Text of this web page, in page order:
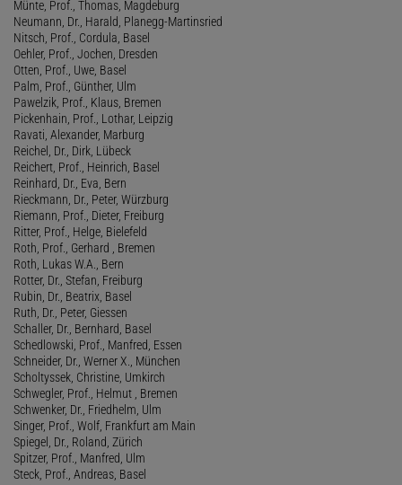
Münte, Prof., Thomas, Magdeburg
Neumann, Dr., Harald, Planegg-Martinsried
Nitsch, Prof., Cordula, Basel
Oehler, Prof., Jochen, Dresden
Otten, Prof., Uwe, Basel
Palm, Prof., Günther, Ulm
Pawelzik, Prof., Klaus, Bremen
Pickenhain, Prof., Lothar, Leipzig
Ravati, Alexander, Marburg
Reichel, Dr., Dirk, Lübeck
Reichert, Prof., Heinrich, Basel
Reinhard, Dr., Eva, Bern
Rieckmann, Dr., Peter, Würzburg
Riemann, Prof., Dieter, Freiburg
Ritter, Prof., Helge, Bielefeld
Roth, Prof., Gerhard , Bremen
Roth, Lukas W.A., Bern
Rotter, Dr., Stefan, Freiburg
Rubin, Dr., Beatrix, Basel
Ruth, Dr., Peter, Giessen
Schaller, Dr., Bernhard, Basel
Schedlowski, Prof., Manfred, Essen
Schneider, Dr., Werner X., München
Scholtyssek, Christine, Umkirch
Schwegler, Prof., Helmut , Bremen
Schwenker, Dr., Friedhelm, Ulm
Singer, Prof., Wolf, Frankfurt am Main
Spiegel, Dr., Roland, Zürich
Spitzer, Prof., Manfred, Ulm
Steck, Prof., Andreas, Basel